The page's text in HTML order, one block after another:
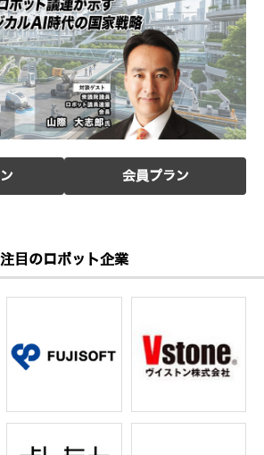
会員プラン
注目のロボット企業